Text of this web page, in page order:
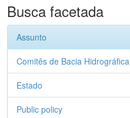
Busca facetada
Assunto
Comitês de Bacia Hidrográfica
Estado
Public policy